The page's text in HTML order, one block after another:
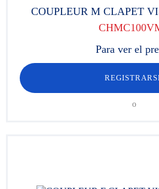
COUPLEUR M CLAPET
Para ver el
o